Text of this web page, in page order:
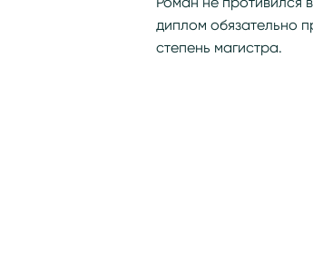
диплом обязательно
степень магистра.